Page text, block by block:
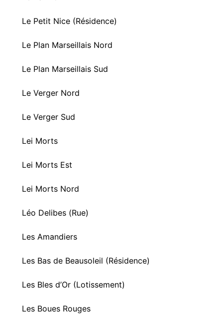
Le Petit Nice (Résidence)
Le Plan Marseillais Nord
Le Plan Marseillais Sud
Le Verger Nord
Le Verger Sud
Lei Morts
Lei Morts Est
Lei Morts Nord
Léo Delibes (Rue)
Les Amandiers
Les Bas de Beausoleil (Résidence)
Les Bles d’Or (Lotissement)
Les Boues Rouges